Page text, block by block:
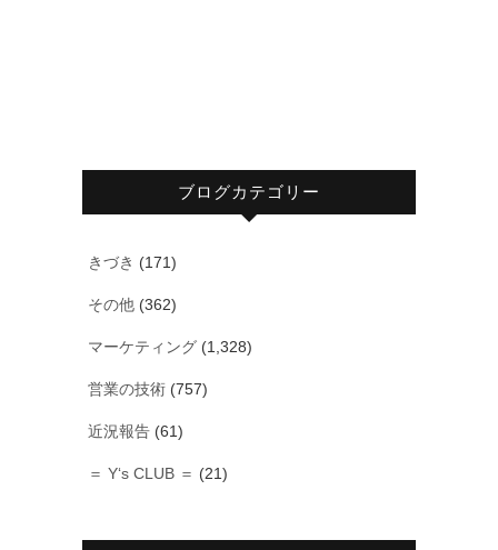
ブログカテゴリー
きづき (171)
その他 (362)
マーケティング (1,328)
営業の技術 (757)
近況報告 (61)
＝ Y‘s CLUB ＝ (21)